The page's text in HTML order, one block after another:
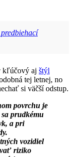
kľúčový aj štýl
tej letnej, no
si väčší odstup.
povrchu je
prudkému
a pri
vozidiel
riziko